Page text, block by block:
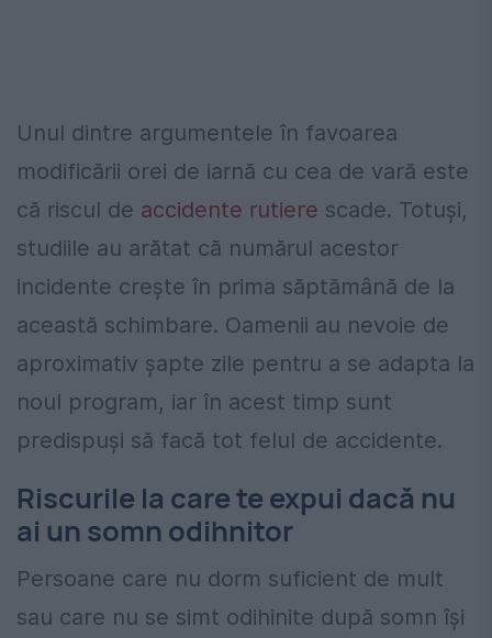
Unul dintre argumentele în favoarea
modificării orei de iarnă cu cea de vară este
că riscul de accidente rutiere scade. Totuși,
studiile au arătat că numărul acestor
incidente crește în prima săptămână de la
această schimbare. Oamenii au nevoie de
aproximativ șapte zile pentru a se adapta la
noul program, iar în acest timp sunt
predispuși să facă tot felul de accidente.
Riscurile la care te expui dacă nu
ai un somn odihnitor
Persoane care nu dorm suficient de mult
sau care nu se simt odihinite după somn își